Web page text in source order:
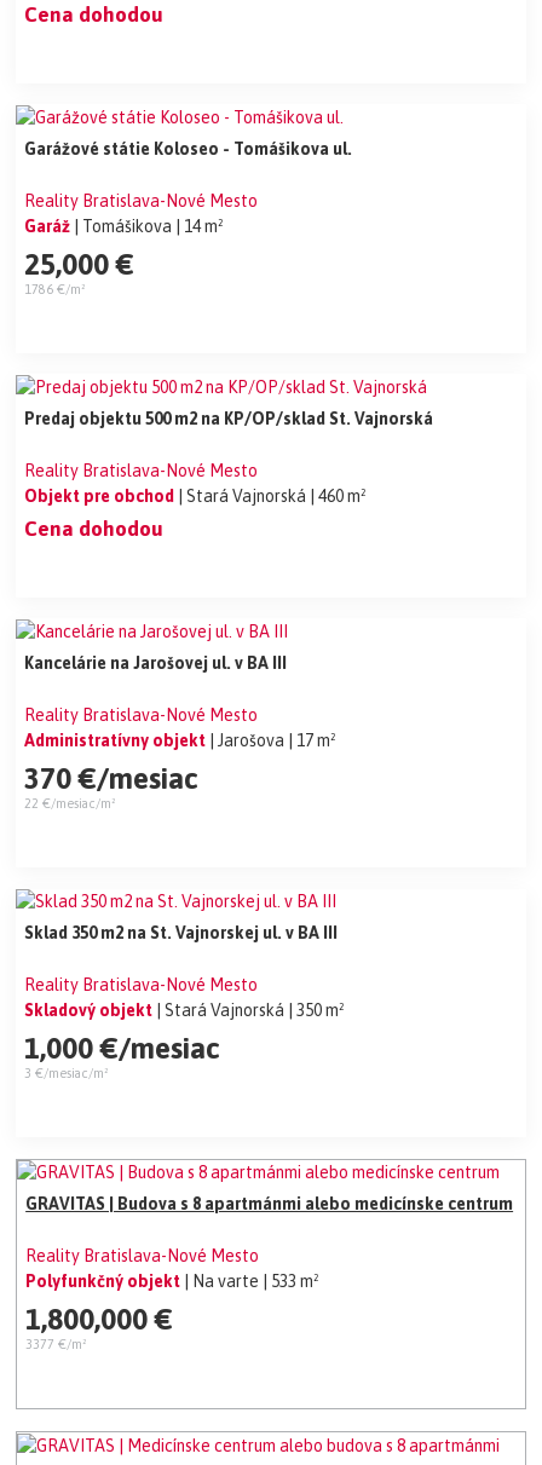
Cena dohodou
Garážové státie Koloseo - Tomášikova ul.
Reality Bratislava-Nové Mesto
Garáž | Tomášikova | 14 m²
25,000 €
1786 €/m²
Predaj objektu 500 m2 na KP/OP/sklad St. Vajnorská
Reality Bratislava-Nové Mesto
Objekt pre obchod
| Stará Vajnorská | 460 m²
Cena dohodou
Kancelárie na Jarošovej ul. v BA III
Reality Bratislava-Nové Mesto
Administratívny objekt
| Jarošova | 17 m²
370 €/mesiac
22 €/mesiac/m²
Sklad 350 m2 na St. Vajnorskej ul. v BA III
Reality Bratislava-Nové Mesto
Skladový objekt
| Stará Vajnorská | 350 m²
1,000 €/mesiac
3 €/mesiac/m²
GRAVITAS | Budova s 8 apartmánmi alebo medicínske centrum
Reality Bratislava-Nové Mesto
Polyfunkčný objekt
| Na varte | 533 m²
1,800,000 €
3377 €/m²